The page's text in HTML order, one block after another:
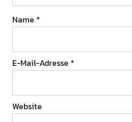
Name *
E-Mail-Adresse *
Website